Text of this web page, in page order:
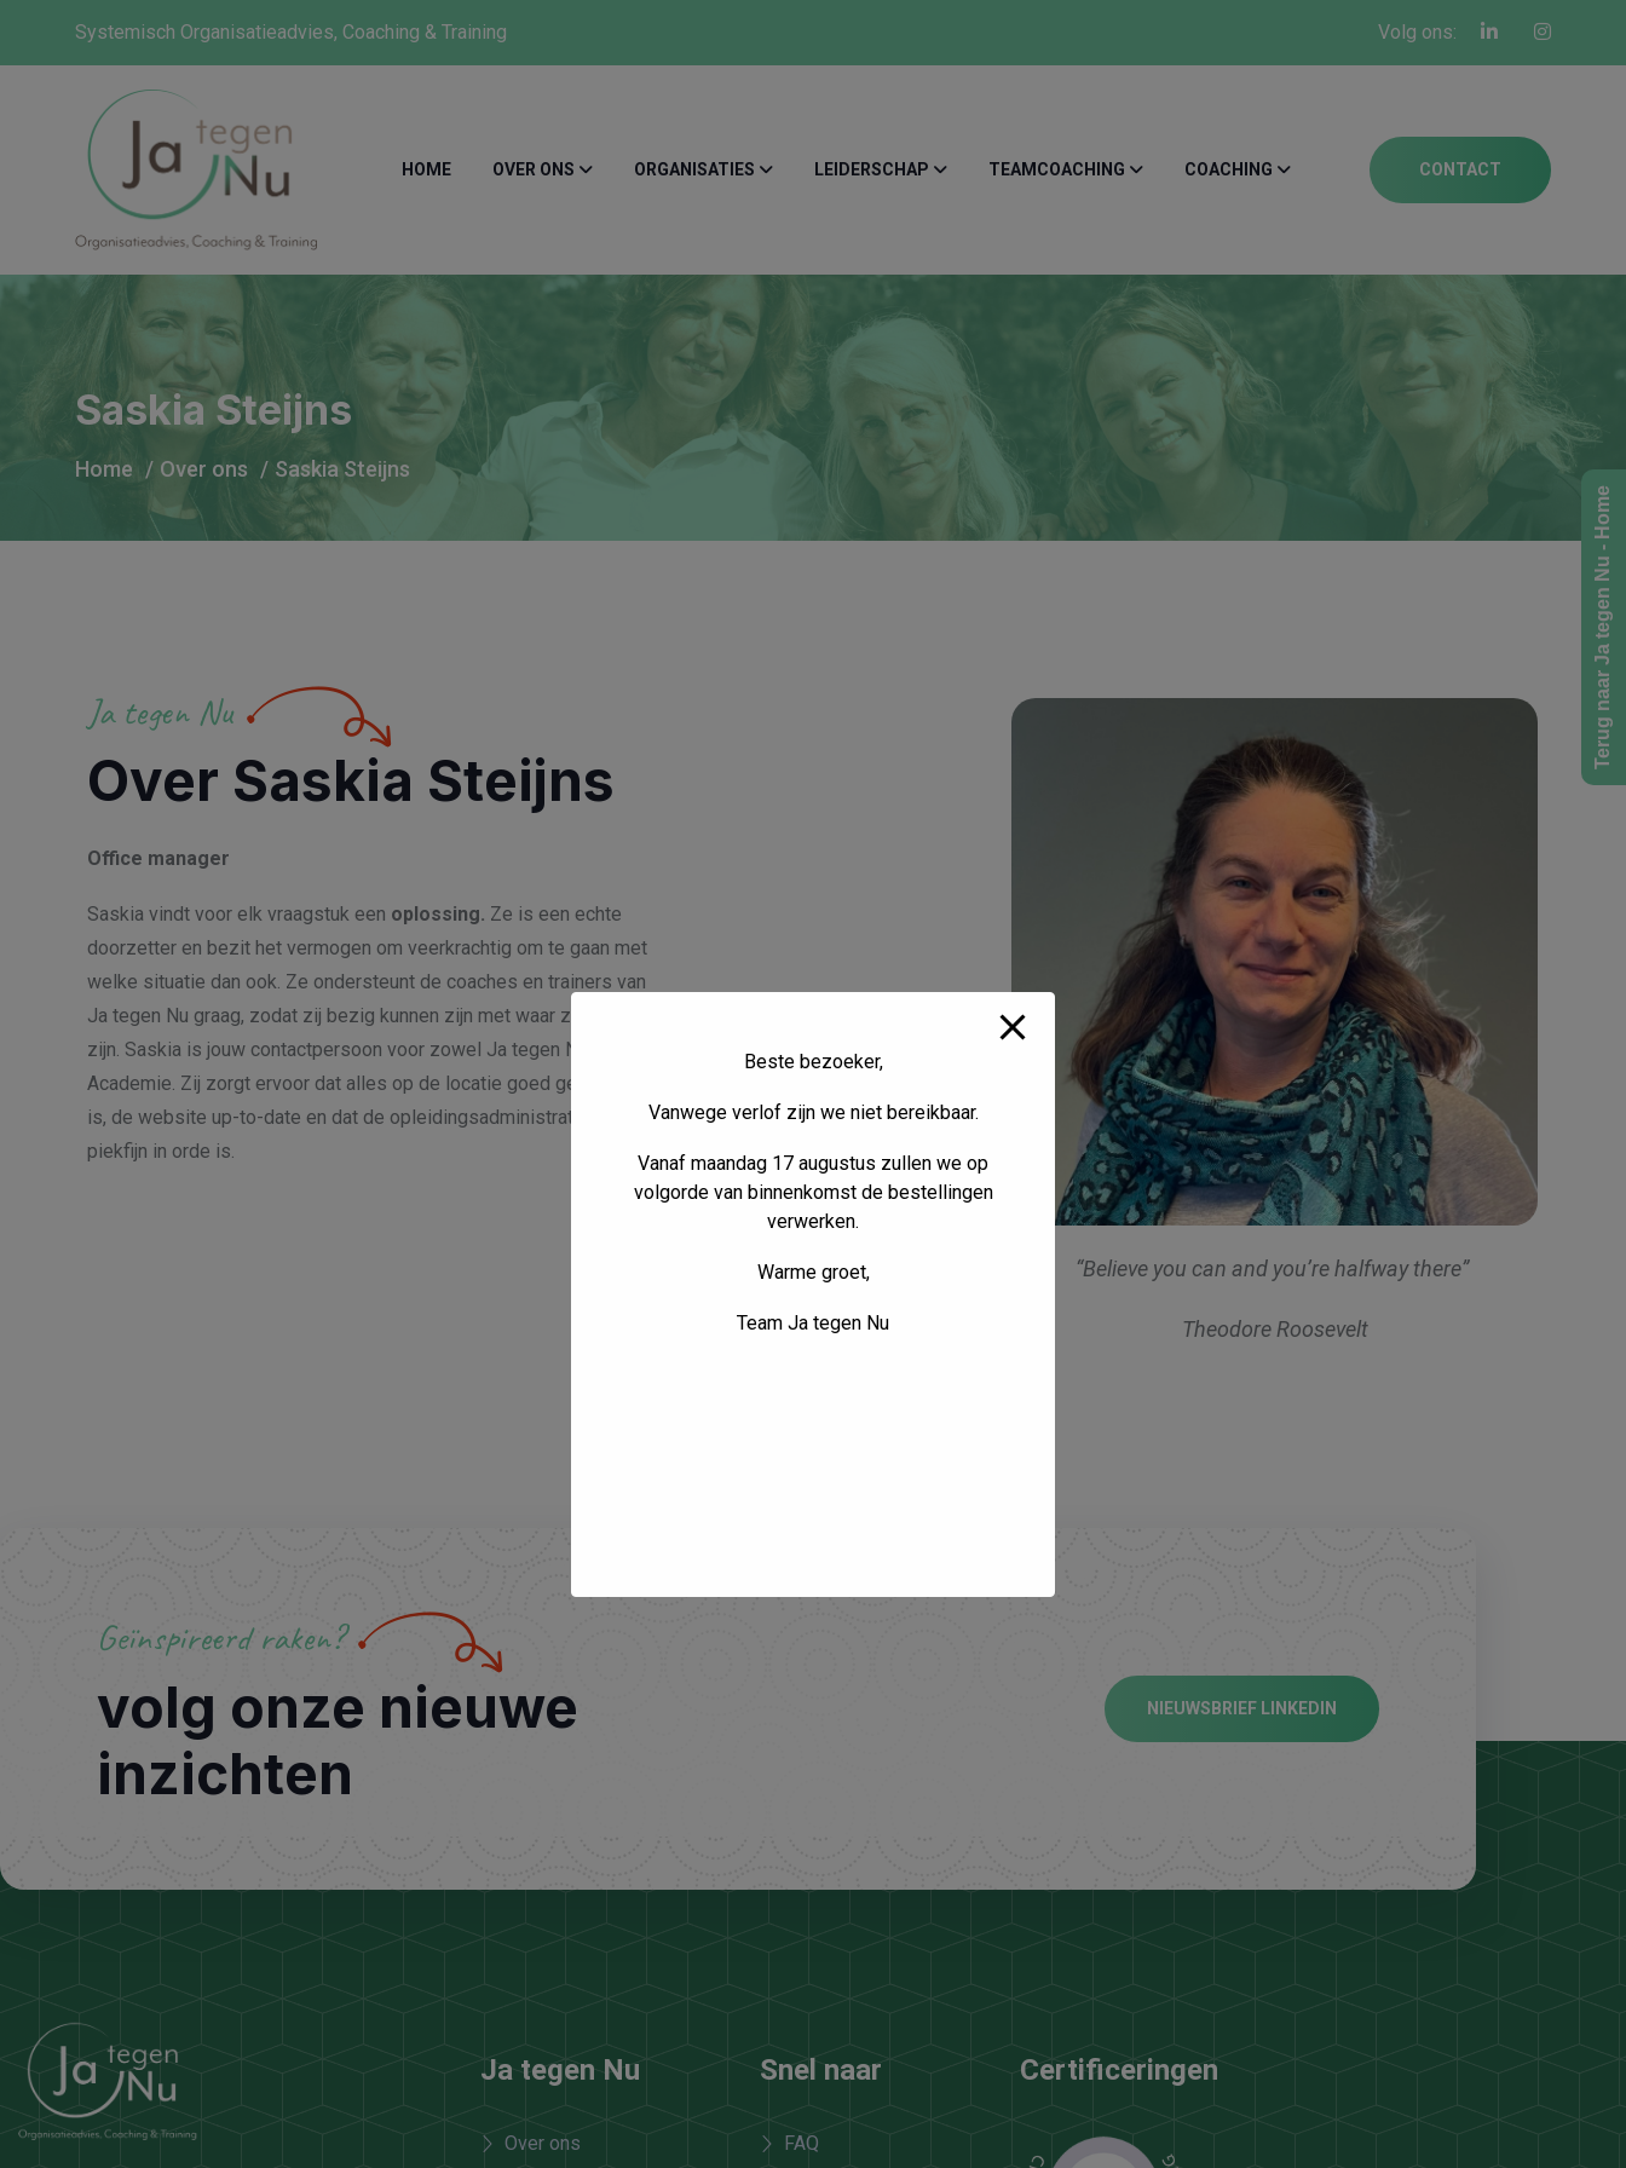
Systemisch Organisatieadvies, Coaching & Training Volg ons:
HOME OVER ONS ORGANISATIES LEIDERSCHAP TEAMCOACHING COACHING CONTACT
Saskia Steijns
Home Over ons Saskia Steijns
Ja tegen Nu
Over Saskia Steijns
Office manager
Saskia vindt voor elk vraagstuk een oplossing. Ze is een echte
doorzetter en bezit het vermogen om veerkrachtig om te gaan met
welke situatie dan ook. Ze ondersteunt de coaches en trainers van
Ja tegen Nu graag, zodat zij bezig kunnen zijn met waar zij goed in
zijn. Saskia is jouw contactpersoon voor zowel Ja tegen Nu als de
Academie. Zij zorgt ervoor dat alles op de locatie goed geregeld
is, de website up-to-date en dat de opleidingsadministratie
piekfijn in orde is.
“Believe you can and you’re halfway there”
Theodore Roosevelt
Geïnspireerd raken?
volg onze nieuwe
inzichten
NIEUWSBRIEF LINKEDIN
Ja tegen Nu
Over ons
Snel naar
FAQ
Certificeringen
Terug naar Ja tegen Nu - Home
Beste bezoeker,
Vanwege verlof zijn we niet bereikbaar.
Vanaf maandag 17 augustus zullen we op
volgorde van binnenkomst de bestellingen
verwerken.
Warme groet,
Team Ja tegen Nu